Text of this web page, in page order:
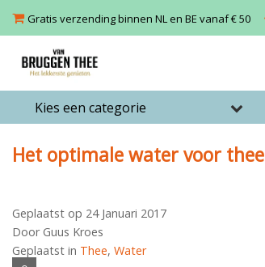
Gratis verzending binnen NL en BE vanaf € 50
Kies een categorie
Het optimale water voor thee
Geplaatst op 24 Januari 2017
Door Guus Kroes
Geplaatst in Thee, Water